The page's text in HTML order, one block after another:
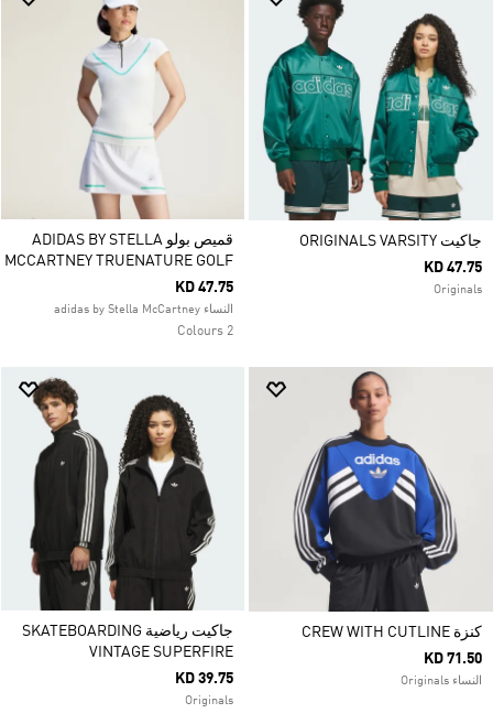
جاكيت ORIGINALS VARSITY
KD 47.75
Originals
قميص بولو ADIDAS BY STELLA
MCCARTNEY TRUENATURE GOLF
KD 47.75
النساء adidas by Stella McCartney
2 Colours
كنزة CREW WITH CUTLINE
KD 71.50
النساء Originals
جاكيت رياضية SKATEBOARDING
VINTAGE SUPERFIRE
KD 39.75
Originals